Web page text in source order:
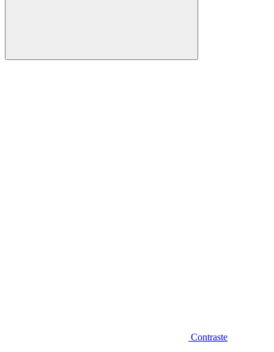
Buscar
Contraste